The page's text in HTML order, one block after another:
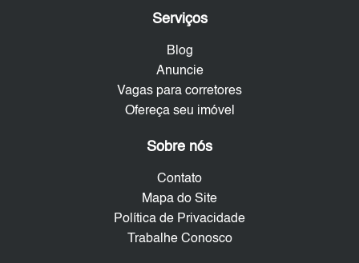
Serviços
Blog
Anuncie
Vagas para corretores
Ofereça seu imóvel
Sobre nós
Contato
Mapa do Site
Política de Privacidade
Trabalhe Conosco